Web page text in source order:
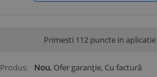
Primesti 112 puncte in aplicatie
Produs: Nou, Ofer garanție, Cu factură